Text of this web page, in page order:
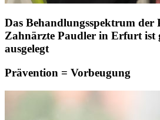
Das Behandlungsspektrum der
Zahnärzte Paudler in Erfurt ist
ausgelegt
Prävention = Vorbeugung